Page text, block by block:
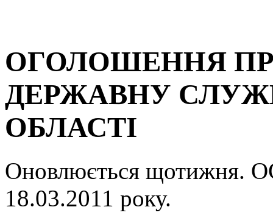
ОГОЛОШЕННЯ
ДЕРЖАВНУ
ОБЛАСТІ
Оновлюється
18.03.2011 року.